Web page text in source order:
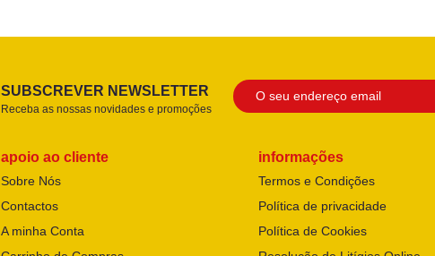
SUBSCREVER NEWSLETTER
Receba as nossas novidades e promoções
apoio ao cliente
Sobre Nós
Contactos
A minha Conta
informações
Termos e Condições
Política de privacidade
Política de Cookies